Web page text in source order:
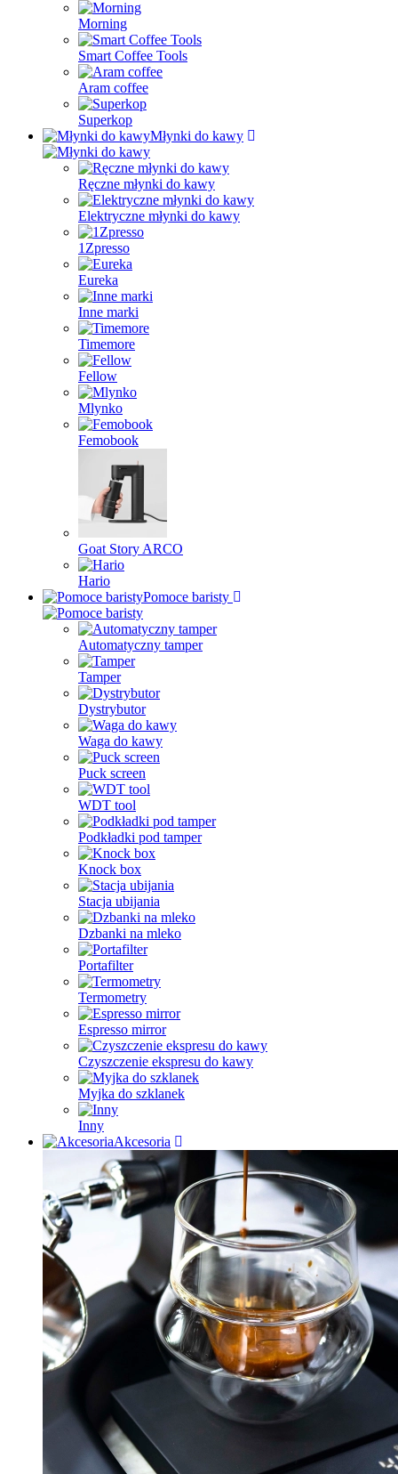
Morning
Smart Coffee Tools
Aram coffee
Superkop
Młynki do kawy
Ręczne młynki do kawy
Elektryczne młynki do kawy
1Zpresso
Eureka
Inne marki
Timemore
Fellow
Mlynko
Femobook
Goat Story ARCO
Hario
Pomoce baristy
Automatyczny tamper
Tamper
Dystrybutor
Waga do kawy
Puck screen
WDT tool
Podkładki pod tamper
Knock box
Stacja ubijania
Dzbanki na mleko
Portafilter
Termometry
Espresso mirror
Czyszczenie ekspresu do kawy
Myjka do szklanek
Inny
Akcesoria